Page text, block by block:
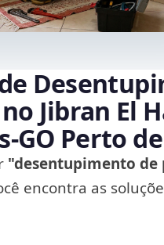
Jibran El
Perto
"desentupimento de
encontra as